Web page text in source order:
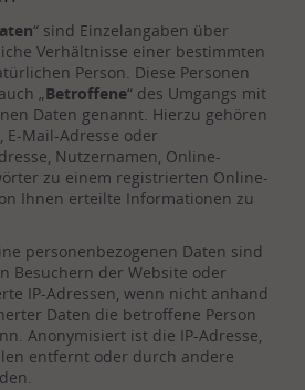
“ sind Einzelangaben über
Verhältnisse einer bestimmten
Person. Diese Personen
„Betroffene“ des Umgangs mit
Daten genannt. Hierzu gehören
E-Mail-Adresse oder
Nutzernamen, Online-
zu einem registrierten Online-
Ihnen erteilte Informationen zu
personenbezogenen Daten sind
Besuchern der Website oder
IP-Adressen, wenn nicht anhand
Daten die betroffene Person
Anonymisiert ist die IP-Adresse,
entfernt oder durch andere